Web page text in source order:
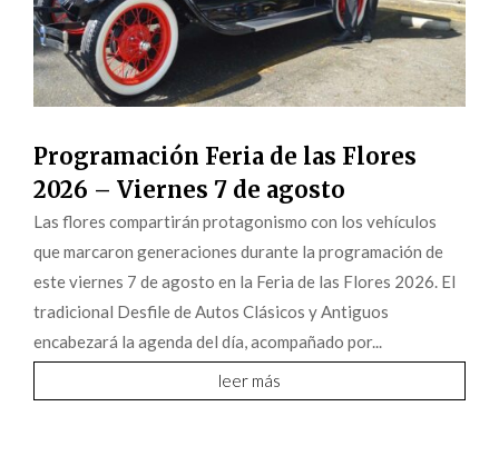
Programación Feria de las Flores
2026 – Viernes 7 de agosto
Las flores compartirán protagonismo con los vehículos
que marcaron generaciones durante la programación de
este viernes 7 de agosto en la Feria de las Flores 2026. El
tradicional Desfile de Autos Clásicos y Antiguos
encabezará la agenda del día, acompañado por...
leer más